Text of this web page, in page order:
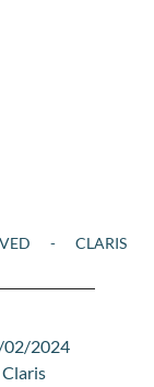
-
CLARIS
02/2024